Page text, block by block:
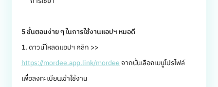
5 ขั้นตอนง่าย ๆ ในการใช้งานแอปฯ หมอดี
1. ดาวน์โหลดแอปฯ คลิก >>
https://mordee.app.link/mordeeจากนั้นเลือกเมนูโปรไฟล์
เพื่อลงทะเบียนเข้าใช้งาน